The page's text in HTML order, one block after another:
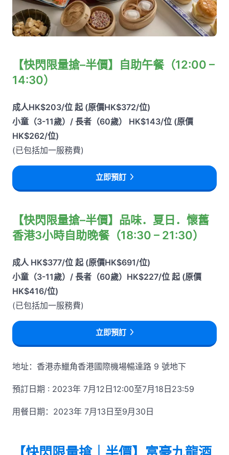
【快閃限量搶–半價】自助午餐（12:00 –
14:30）
成人HK$203/位 起 (原價HK$372/位)
小童（3-11歲）/ 長者（60歲） HK$143/位 (原價
HK$262/位)
(已包括加一服務費)
立即預訂
【快閃限量搶–半價】品味．夏日．懷舊
香港3小時自助晚餐（18:30 – 21:30）
成人 HK$377/位 起 (原價HK$691/位)
小童（3-11歲）/ 長者（60歲）HK$227/位 起 (原價
HK$416/位)
(已包括加一服務費)
立即預訂
地址：香港赤鱲角香港國際機場暢達路 9 號地下
預訂日期 : 2023年 7月12日12:00至7月18日23:59
用餐日期：2023年 7月13日至9月30日